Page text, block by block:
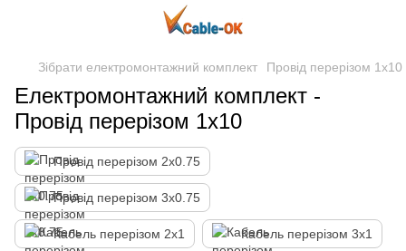
Зібрати електромонтажний комплект Провід перерізом 1х10
Електромонтажний комплект -
Провід перерізом 1х10
Провід перерізом 2х0.75
Провід перерізом 3х0.75
Кабель перерізом 2х1 Кабель перерізом 3х1